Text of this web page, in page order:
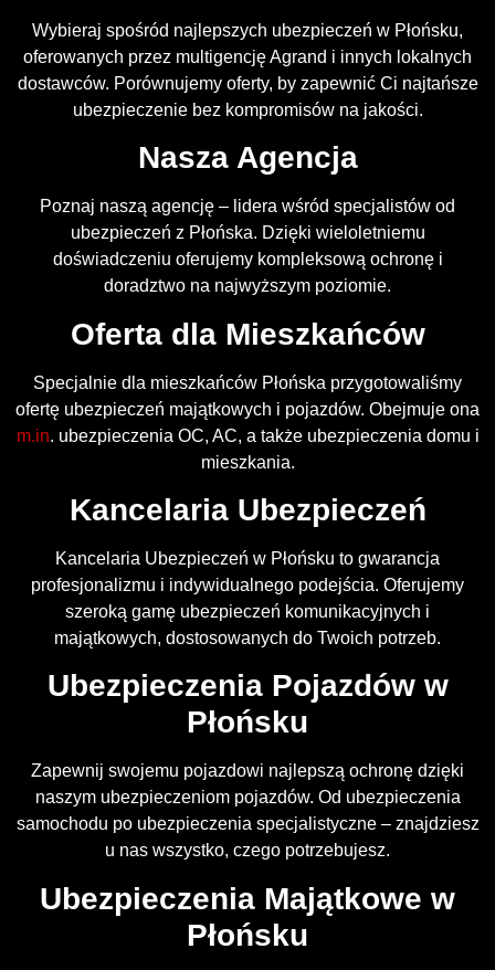
Wybieraj spośród najlepszych ubezpieczeń w Płońsku,
oferowanych przez multigencję Agrand i innych lokalnych
dostawców. Porównujemy oferty, by zapewnić Ci najtańsze
ubezpieczenie bez kompromisów na jakości.
Nasza Agencja
Poznaj naszą agencję – lidera wśród specjalistów od
ubezpieczeń z Płońska. Dzięki wieloletniemu
doświadczeniu oferujemy kompleksową ochronę i
doradztwo na najwyższym poziomie.
Oferta dla Mieszkańców
Specjalnie dla mieszkańców Płońska przygotowaliśmy
ofertę ubezpieczeń majątkowych i pojazdów. Obejmuje ona
m.in. ubezpieczenia OC, AC, a także ubezpieczenia domu i
mieszkania.
Kancelaria Ubezpieczeń
Kancelaria Ubezpieczeń w Płońsku to gwarancja
profesjonalizmu i indywidualnego podejścia. Oferujemy
szeroką gamę ubezpieczeń komunikacyjnych i
majątkowych, dostosowanych do Twoich potrzeb.
Ubezpieczenia Pojazdów w
Płońsku
Zapewnij swojemu pojazdowi najlepszą ochronę dzięki
naszym ubezpieczeniom pojazdów. Od ubezpieczenia
samochodu po ubezpieczenia specjalistyczne – znajdziesz
u nas wszystko, czego potrzebujesz.
Ubezpieczenia Majątkowe w
Płońsku